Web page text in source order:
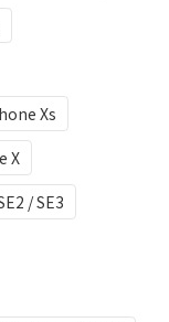
Xs
X
/ SE3